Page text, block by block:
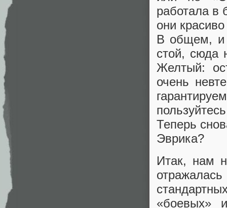
работала в
они
В общем, и
стой, сюда
Желтый:
очень
Теперь
Эврика?
Итак, нам
«боевых»